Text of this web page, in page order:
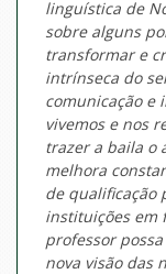
linguística de
sobre alguns
transformar e
intrínseca do
comunicação e
vivemos e nos
trazer a baila o
melhora
de qualificação
instituições em
professor
nova visão das